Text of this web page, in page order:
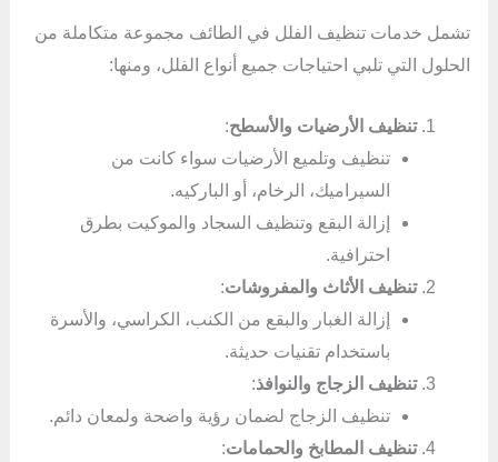
تشمل خدمات تنظيف الفلل في الطائف مجموعة متكاملة من
الحلول التي تلبي احتياجات جميع أنواع الفلل، ومنها:
تنظيف الأرضيات والأسطح:
تنظيف وتلميع الأرضيات سواء كانت من
السيراميك، الرخام، أو الباركيه.
إزالة البقع وتنظيف السجاد والموكيت بطرق
احترافية.
تنظيف الأثاث والمفروشات:
إزالة الغبار والبقع من الكنب، الكراسي، والأسرة
باستخدام تقنيات حديثة.
تنظيف الزجاج والنوافذ:
تنظيف الزجاج لضمان رؤية واضحة ولمعان دائم.
تنظيف المطابخ والحمامات: